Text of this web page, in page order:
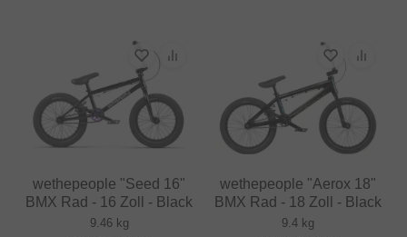
wethepeople "Seed 16"
BMX Rad - 16 Zoll - Black
9.46 kg
wethepeople "Aerox 18"
BMX Rad - 18 Zoll - Black
9.4 kg